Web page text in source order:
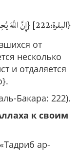
البقرة:222] {إِنَّ اللَّهَ يُحِبُّ التَّوَّابِينَ وَيُحِبُّ الْمُتَطَهِّرِينَ}
от
несколько
и отдаляется
Бакара: 222).
к своим
ар-